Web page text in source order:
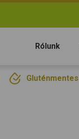
Rólunk
Gluténmentes